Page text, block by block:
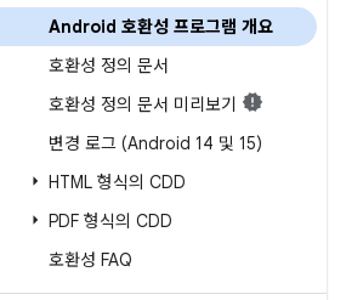
Android 호환성 프로그램 개요
호환성 정의 문서
호환성 정의 문서 미리보기
변경 로그 (Android 14 및 15)
HTML 형식의 CDD
PDF 형식의 CDD
호환성 FAQ